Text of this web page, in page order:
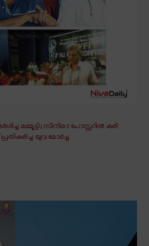
മമ്മൂട്ടി; സിനിമാ പോസ്റ്ററിൽ കരി
യുവ മോർച്ച